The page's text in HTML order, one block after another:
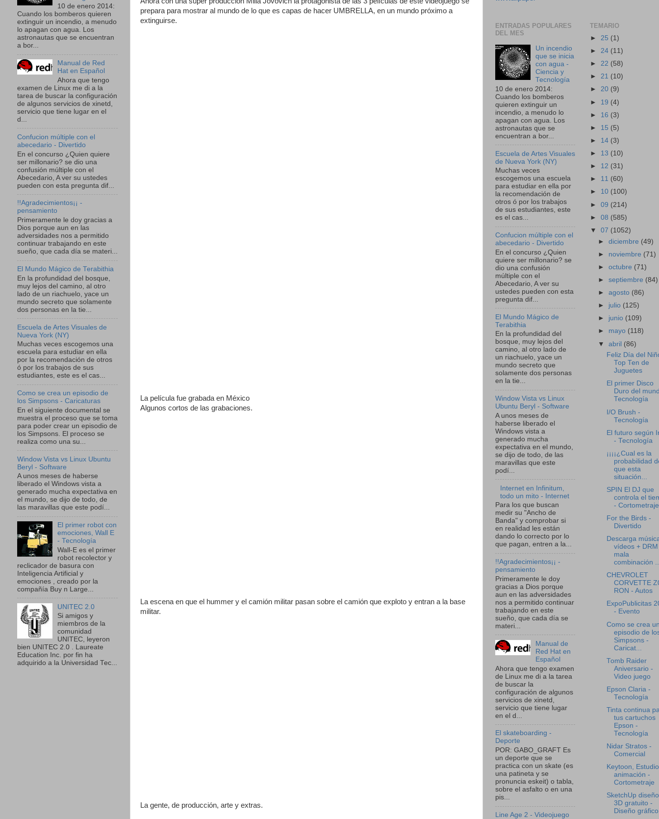
prepara para mostrar al mundo de lo que es capas de hacer UMBRELLA, en un mundo próximo a
extinguirse.
La película fue grabada en México
Algunos cortos de las grabaciones.
La escena en que el hummer y el camión militar pasan sobre el camión que exploto y entran a la base
militar.
La gente, de producción, arte y extras.
10 de enero 2014:
Cuando los bomberos quieren
extinguir un incendio, a menudo
lo apagan con agua. Los
astronautas que se encuentran
a bor...
Manual de Red
Hat en Español
Ahora que tengo
examen de Linux me di a la
tarea de buscar la configuración
de algunos servicios de xinetd,
servicio que tiene lugar en el
d...
Confucion múltiple con el
abecedario - Divertido
En el concurso ¿Quien quiere
ser millonario? se dio una
confusión múltiple con el
Abecedario, A ver su ustedes
pueden con esta pregunta dif...
!!Agradecimientos¡¡ -
pensamiento
Primeramente le doy gracias a
Dios porque aun en las
adversidades nos a permitido
continuar trabajando en este
sueño, que cada día se materi...
El Mundo Mágico de Terabithia
En la profundidad del bosque,
muy lejos del camino, al otro
lado de un riachuelo, yace un
mundo secreto que solamente
dos personas en la tie...
Escuela de Artes Visuales de
Nueva York (NY)
Muchas veces escogemos una
escuela para estudiar en ella
por la recomendación de otros
ó por los trabajos de sus
estudiantes, este es el cas...
Como se crea un episodio de
los Simpsons - Caricaturas
En el siguiente documental se
muestra el proceso que se toma
para poder crear un episodio de
los Simpsons. El proceso se
realiza como una su...
Window Vista vs Linux Ubuntu
Beryl - Software
A unos meses de haberse
liberado el Windows vista a
generado mucha expectativa en
el mundo, se dijo de todo, de
las maravillas que este podí...
El primer robot con
emociones, Wall E
- Tecnología
Wall-E es el primer
robot recolector y
reclicador de basura con
Inteligencia Artificial y
emociones , creado por la
compañía Buy n Large...
UNITEC 2.0
Si amigos y
miembros de la
comunidad
UNITEC, leyeron
bien UNITEC 2.0 . Laureate
Education Inc. por fin ha
adquirido a la Universidad Tec...
ENTRADAS POPULARES
DEL MES
Un incendio
que se inicia
con agua -
Ciencia y
Tecnología
10 de enero 2014:
Cuando los bomberos
quieren extinguir un
incendio, a menudo lo
apagan con agua. Los
astronautas que se
encuentran a bor...
Escuela de Artes Visuales
de Nueva York (NY)
Muchas veces
escogemos una escuela
para estudiar en ella por
la recomendación de
otros ó por los trabajos
de sus estudiantes, este
es el cas...
Confucion múltiple con el
abecedario - Divertido
En el concurso ¿Quien
quiere ser millonario? se
dio una confusión
múltiple con el
Abecedario, A ver su
ustedes pueden con esta
pregunta dif...
El Mundo Mágico de
Terabithia
En la profundidad del
bosque, muy lejos del
camino, al otro lado de
un riachuelo, yace un
mundo secreto que
solamente dos personas
en la tie...
Window Vista vs Linux
Ubuntu Beryl - Software
A unos meses de
haberse liberado el
Windows vista a
generado mucha
expectativa en el mundo,
se dijo de todo, de las
maravillas que este
podí...
Internet en Infinitum,
todo un mito - Internet
Para los que buscan
medir su "Ancho de
Banda" y comprobar si
en realidad les están
dando lo correcto por lo
que pagan, entren a la...
!!Agradecimientos¡¡ -
pensamiento
Primeramente le doy
gracias a Dios porque
aun en las adversidades
nos a permitido continuar
trabajando en este
sueño, que cada día se
materi...
Manual de
Red Hat en
Español
Ahora que tengo examen
de Linux me di a la tarea
de buscar la
configuración de algunos
servicios de xinetd,
servicio que tiene lugar
en el d...
El skateboarding -
Deporte
POR: GABO_GRAFT Es
un deporte que se
practica con un skate (es
una patineta y se
pronuncia eskeit) o tabla,
sobre el asfalto o en una
pis...
Line Age 2 - Videojuego
TEMARIO
► 25 (1)
► 24 (11)
► 22 (58)
► 21 (10)
► 20 (9)
► 19 (4)
► 16 (3)
► 15 (5)
► 14 (3)
► 13 (10)
► 12 (31)
► 11 (60)
► 10 (100)
► 09 (214)
► 08 (585)
▼ 07 (1052)
►diciembre (49)
► noviembre (71)
►octubre (71)
►septiembre (84)
►agosto (86)
► julio (125)
► junio (109)
► mayo (118)
▼abril (86)
Feliz Día del
Top Ten de
Juguetes
El primer Disco
Duro del
Tecnología
I/O Brush -
Tecnología
El futuro según
- Tecnología
¡¡¡¡¿Cual es la
probabilidad
que esta
situación...
SPIN El DJ que
controla el
- Cortometraje
For the Birds -
Divertido
Descarga
vídeos +
mala
combinación
CHEVROLET
CORVETTE
RON - Autos
ExpoPublicitas
- Evento
Como se crea
episodio de
Simpsons -
Caricat...
Tomb Raider
Aniversario -
Video juego
Epson Claria -
Tecnología
Tinta continua
tus cartuchos
Epson -
Tecnología
Nidar Stratos -
Comercial
Keytoon,
animación -
Cortometraje
SketchUp
3D gratuito -
Diseño gráfico